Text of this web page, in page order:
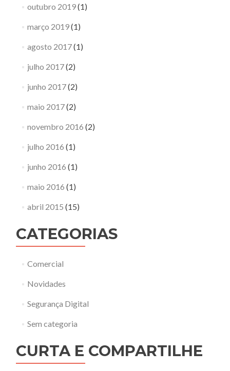
outubro 2019(1)
março 2019(1)
agosto 2017(1)
julho 2017(2)
junho 2017(2)
maio 2017(2)
novembro 2016 (2)
julho 2016 (1)
junho 2016 (1)
maio 2016 (1)
abril 2015 (15)
CATEGORIAS
Comercial
Novidades
Segurança Digital
Sem categoria
CURTA E COMPARTILHE
http://aefsistemas.com.br">